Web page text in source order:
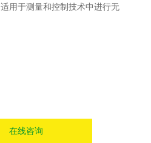
用于测量和控制技术中进行无
在线咨询